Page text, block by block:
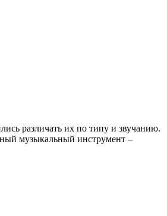
различать их по типу и звучанию.
музыкальный инструмент –